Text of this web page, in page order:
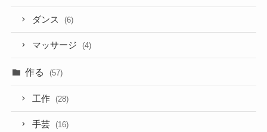
ダンス (6)
マッサージ (4)
作る (57)
工作 (28)
手芸 (16)